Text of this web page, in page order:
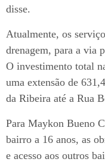
disse.
Atualmente, os
drenagem, para a via
O investimento total
uma extensão de
da Ribeira até a Rua
Para Maykon Bueno
bairro a 16 anos, as
e acesso aos outros